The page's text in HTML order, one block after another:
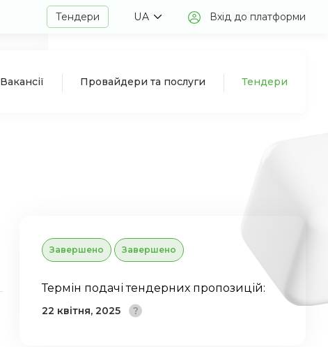
Тендери UA Вхід до платформи
Вакансії Провайдери та послуги Тендери
Завершено Завершено
Термін подачі тендерних пропозицій:
22 квітня, 2025